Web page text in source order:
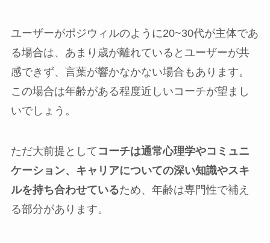
ユーザーがポジウィルのように20~30代が主体であ
る場合は、あまり歳が離れているとユーザーが共
感できず、言葉が響かなかない場合もあります。
この場合は年齢がある程度近しいコーチが望まし
いでしょう。
ただ大前提として コーチは通常心理学やコミュニ
ケーション、キャリアについての深い知識やスキ
ルを持ち合わせているため、年齢は専門性で補え
る部分があります。